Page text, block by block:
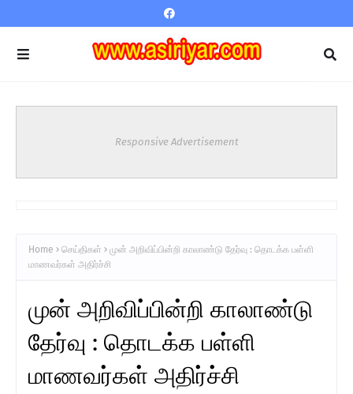
Responsive Advertisement
Home செய்திகள்
முன் அறிவிப்பின்றி காலாண்டு தேர்வு : தொடக்க பள்ளி
மாணவர்கள் அதிர்ச்சி
முன் அறிவிப்பின்றி காலாண்டு
தேர்வு : தொடக்க பள்ளி
மாணவர்கள் அதிர்ச்சி